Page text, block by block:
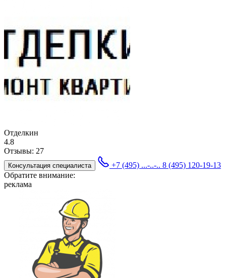
Отделкин
4.8
Отзывы: 27
Консультация специалиста +7 (495) ...-..-.. 8 (495) 120-19-13
Обратите внимание:
реклама